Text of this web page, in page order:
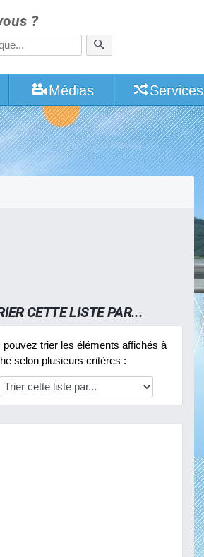
?
Médias Services
CETTE LISTE PAR...
pouvez trier les éléments affichés à
selon plusieurs critères :